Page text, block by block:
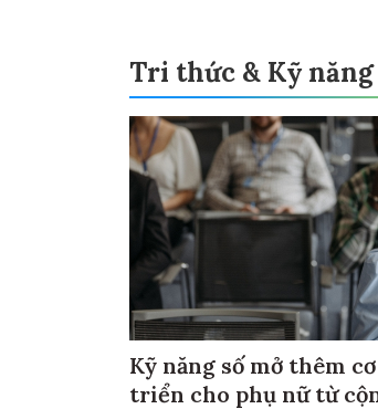
Tri thức & Kỹ
Kỹ năng số mở thêm
triển cho phụ nữ từ